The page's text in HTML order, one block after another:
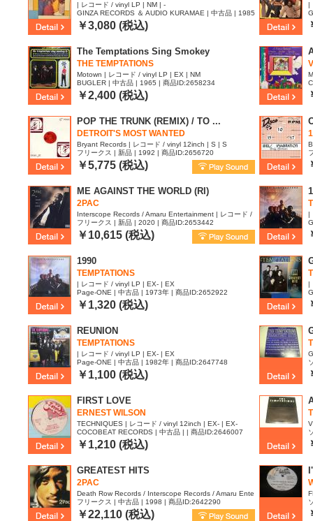
| レコード / vinyl LP | NM | -
GINZA RECORDS ＆ AUDIO KURAMAE | 中古品 | 1985
| 商品ID:2658720
￥3,080 (税込)
|
|
The Temptations Sing Smokey
THE TEMPTATIONS
Motown | レコード / vinyl LP | EX | NM
BUGLER | 中古品 | 1965 | 商品ID:2658234
￥2,400 (税込)
POP THE TRUNK (REMIX) / TO ...
DETROIT'S MOST WANTED
Bryant Records | レコード / vinyl 12inch | S | S
フリークス | 新品 | 1992 | 商品ID:2656720
￥5,775 (税込)
ME AGAINST THE WORLD (RI)
2PAC
Interscope Records / Amaru Entertainment | レコード /
vinyl LP | S | S
フリークス | 新品 | 2020 | 商品ID:2653442
￥10,615 (税込)
|
|
1990
TEMPTATIONS
| レコード / vinyl LP | EX- | EX
Page-ONE | 中古品 | 1973年 | 商品ID:2652922
￥1,320 (税込)
|
|
REUNION
TEMPTATIONS
| レコード / vinyl LP | EX- | EX
Page-ONE | 中古品 | 1982年 | 商品ID:2647748
￥1,100 (税込)
FIRST LOVE
ERNEST WILSON
TECHNIQUES | レコード / vinyl 12inch | EX- | EX-
COCOBEAT RECORDS | 中古品 | | 商品ID:2646007
￥1,210 (税込)
GREATEST HITS
2PAC
Death Row Records / Interscope Records / Amaru Ente
rtainment | レコード / vinyl LP | EX | EX
フリークス | 中古品 | 1998 | 商品ID:2642290
￥22,110 (税込)